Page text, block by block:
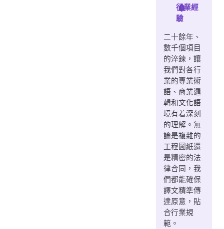
行業經
驗
二十餘年、
數千個項目
的淬鍊，讓
我們對各行
業的專業術
語、商業邏
輯和文化語
境有着深刻
的理解。無
論是複雜的
工程圖紙還
是精密的法
律合同，我
們都能確保
譯文精準傳
達原意，貼
合行業規
範。